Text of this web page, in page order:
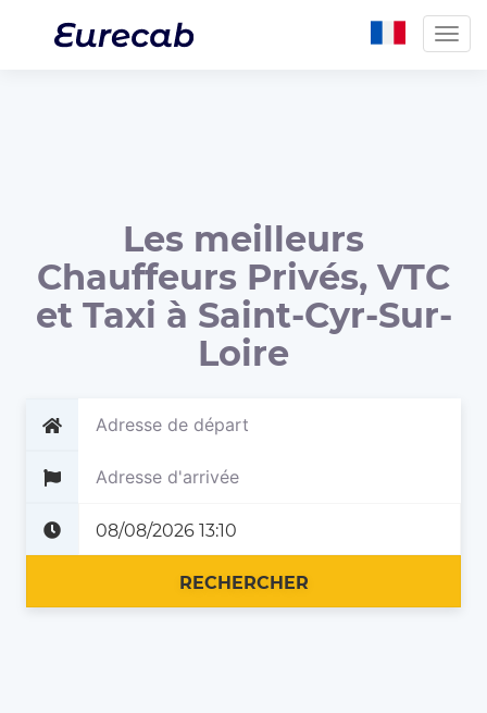
Les meilleurs
Chauffeurs Privés, VTC
et Taxi à Saint-Cyr-Sur-
Loire
RECHERCHER